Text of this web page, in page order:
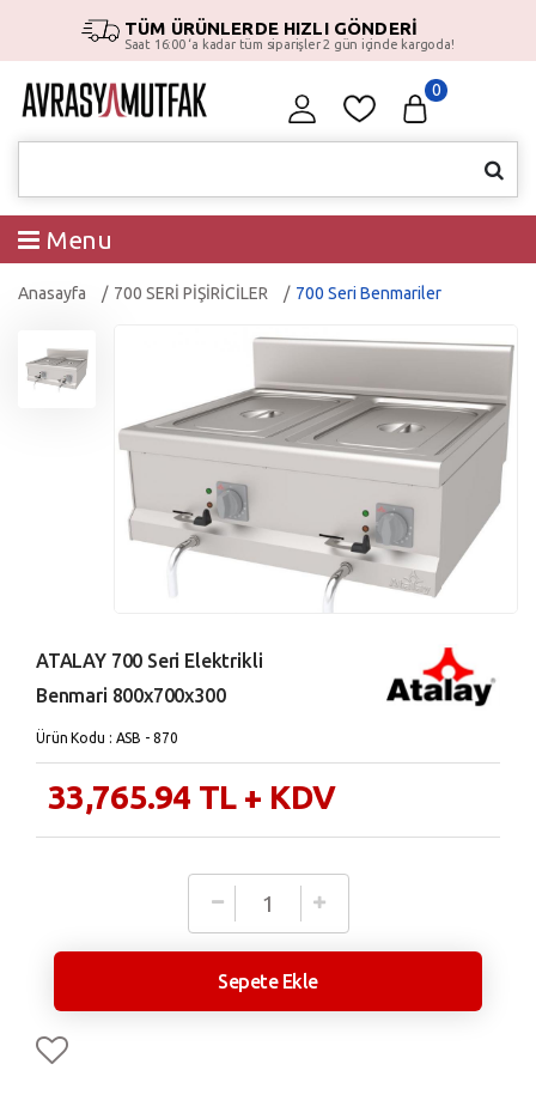
TÜM ÜRÜNLERDE HIZLI GÖNDERİ
Saat 16:00 ‘a kadar tüm siparişler 2 gün içinde kargoda!
0
Menu
Anasayfa 700 SERİ PİŞİRİCİLER 700 Seri Benmariler
ATALAY 700 Seri Elektrikli
Benmari 800x700x300
Ürün Kodu : ASB - 870
33,765.94 TL + KDV
Sepete Ekle